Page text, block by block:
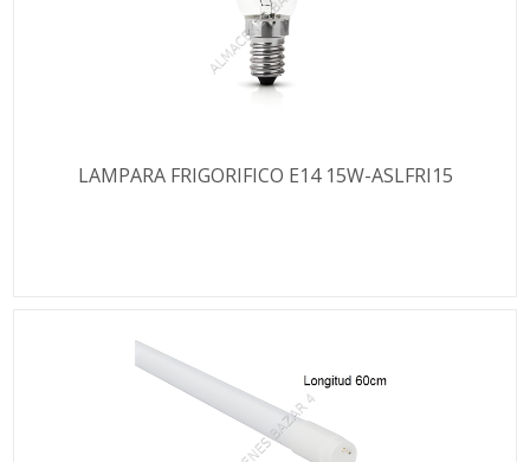
LAMPARA FRIGORIFICO E14 15W-ASLFRI15